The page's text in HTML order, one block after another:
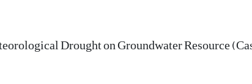
Drought on Groundwater Resource